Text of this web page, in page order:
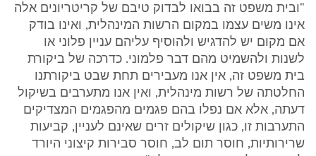
"ובית משפט זה בבואו לבדוק טיבם של קריטריונים אלה
אינו משים עצמו במקום הרשות המינהלית, ואינו בודק
אם מקום יש להדגיש ולהוסיף עליהם עניין פלוני או
לשנות ולהשמיט מהם דבר פלמוני. כדרכה של ביקורת
בית משפט זה, אין אנו מעבירים תחת שבט ביקורתנו
החלטתה של רשות מינהלית, ואין אנו מתערבים בשיקול
דעתה, אלא אם נפלו בהם פגמים מהפגמים המצדיקים
התערבות זו, כגון שיקולים זרים שאינם לעניין, קביעות
שרירותיות, חוסר תום לב, חוסר סבירות קיצוני היורד